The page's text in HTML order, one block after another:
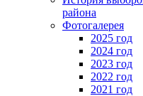
района
Фотогалерея
2025 год
2024 год
2023 год
2022 год
2021 год